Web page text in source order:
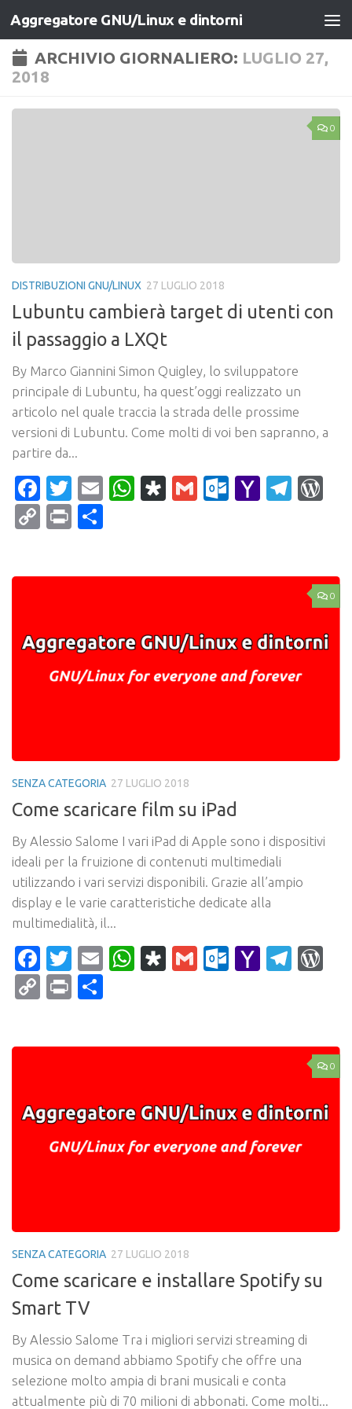
Salta al contenuto
Aggregatore GNU/Linux e dintorni
ARCHIVIO GIORNALIERO: LUGLIO 27,
2018
0
DISTRIBUZIONI GNU/LINUX 27 LUGLIO 2018
Lubuntu cambierà target di utenti con
il passaggio a LXQt
By Marco Giannini Simon Quigley, lo sviluppatore
principale di Lubuntu, ha quest’oggi realizzato un
articolo nel quale traccia la strada delle prossime
versioni di Lubuntu. Come molti di voi ben sapranno, a
partire da...
Facebook
Twitter
EmailWhatsApp
Diaspora
Gmail Yahoo
CopyPrint
0
SENZA CATEGORIA 27 LUGLIO 2018
Come scaricare film su iPad
By Alessio Salome I vari iPad di Apple sono i dispositivi
ideali per la fruizione di contenuti multimediali
utilizzando i vari servizi disponibili. Grazie all’ampio
display e le varie caratteristiche dedicate alla
multimedialità, il...
Facebook
Twitter
EmailWhatsApp
Diaspora
Gmail Yahoo
CopyPrint
0
SENZA CATEGORIA 27 LUGLIO 2018
Come scaricare e installare Spotify su
Smart TV
By Alessio Salome Tra i migliori servizi streaming di
musica on demand abbiamo Spotify che offre una
selezione molto ampia di brani musicali e conta
attualmente più di 70 milioni di abbonati. Come molti...